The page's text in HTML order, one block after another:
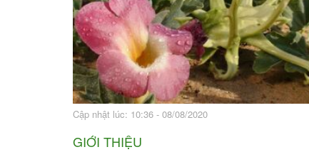
Chức năng nhiệm vụ
Làm đẹp với thảo
Bài thuốc hay
Sức khỏe ngàn
Cập nhật lúc: 10:36 - 08/08/2020
GIỚI THIỆU